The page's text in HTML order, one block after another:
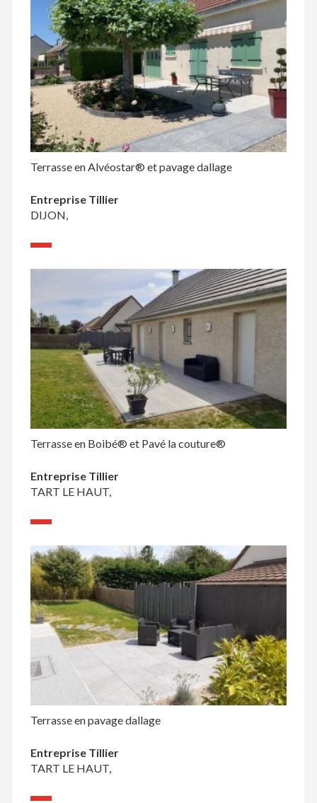
Terrasse en Alvéostar® et pavage dallage
Entreprise Tillier
DIJON,
Terrasse en Boibé® et Pavé la couture®
Entreprise Tillier
TART LE HAUT,
Terrasse en pavage dallage
Entreprise Tillier
TART LE HAUT,